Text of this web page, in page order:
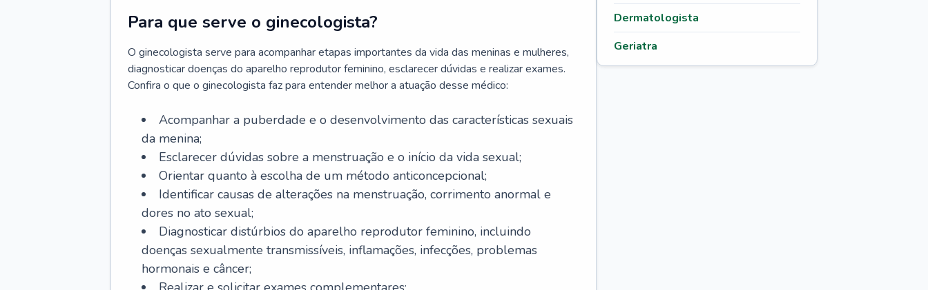
Para que serve o ginecologista?
O ginecologista serve para acompanhar etapas importantes da vida das meninas e mulheres,
diagnosticar doenças do aparelho reprodutor feminino, esclarecer dúvidas e realizar exames.
Confira o que o ginecologista faz para entender melhor a atuação desse médico:
Acompanhar a puberdade e o desenvolvimento das características sexuais
da menina;
Esclarecer dúvidas sobre a menstruação e o início da vida sexual;
Orientar quanto à escolha de um método anticoncepcional;
Identificar causas de alterações na menstruação, corrimento anormal e
dores no ato sexual;
Diagnosticar distúrbios do aparelho reprodutor feminino, incluindo
doenças sexualmente transmissíveis, inflamações, infecções, problemas
hormonais e câncer;
Dermatologista
Geriatra